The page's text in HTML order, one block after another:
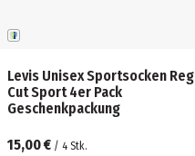
Levis Unisex Sportsocken Reg
Cut Sport 4er Pack
Geschenkpackung
15,00 € / 4 Stk.